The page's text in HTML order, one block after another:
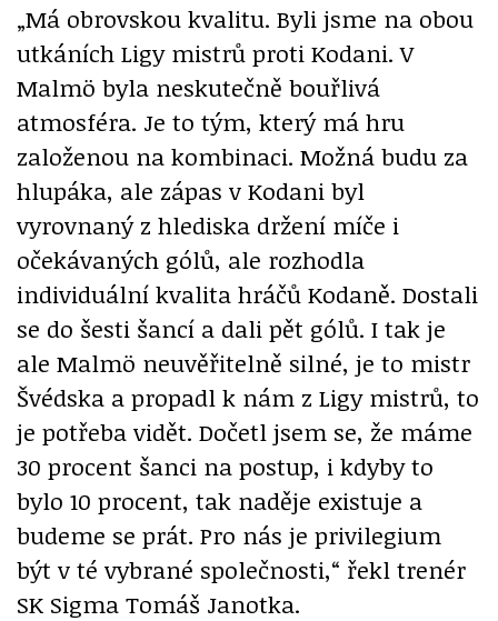
„Má obrovskou kvalitu. Byli jsme na obou
utkáních Ligy mistrů proti Kodani. V
Malmö byla neskutečně bouřlivá
atmosféra. Je to tým, který má hru
založenou na kombinaci. Možná budu za
hlupáka, ale zápas v Kodani byl
vyrovnaný z hlediska držení míče i
očekávaných gólů, ale rozhodla
individuální kvalita hráčů Kodaně. Dostali
se do šesti šancí a dali pět gólů. I tak je
ale Malmö neuvěřitelně silné, je to mistr
Švédska a propadl k nám z Ligy mistrů, to
je potřeba vidět. Dočetl jsem se, že máme
30 procent šanci na postup, i kdyby to
bylo 10 procent, tak naděje existuje a
budeme se prát. Pro nás je privilegium
být v té vybrané společnosti,“ řekl trenér
SK Sigma Tomáš Janotka.